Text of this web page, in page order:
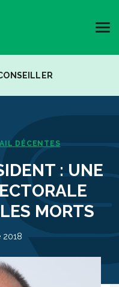
DÉCENTES
: UNE
MORTS
2018